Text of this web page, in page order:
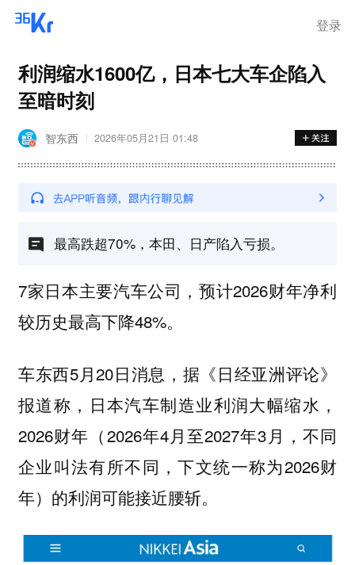
登录
利润缩水1600亿，日本七大车企陷入
至暗时刻
智东西 2026年05月21日 01:48
最高跌超70%，本田、日产陷入亏损。
7家日本主要汽车公司，预计2026财年净利
较历史最高下降48%。
车东西5月20日消息，据《日经亚洲评论》
报道称，日本汽车制造业利润大幅缩水，
2026财年（2026年4月至2027年3月，不同
企业叫法有所不同，下文统一称为2026财
年）的利润可能接近腰斩。